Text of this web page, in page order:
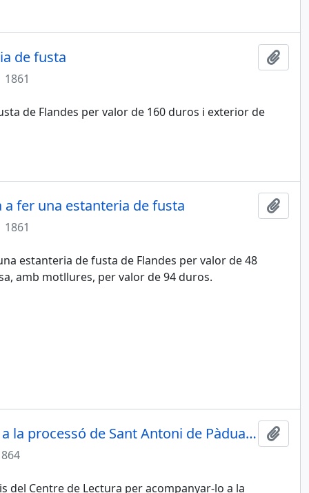
de fusta
Add
1861
de Flandes per valor de 160 duros i exterior de
fer una estanteria de fusta
Add
1861
estanteria de fusta de Flandes per valor de 48
amb motllures, per valor de 94 duros.
Invitació del Comandant militar a la processó de Sant Antoni de Pàdua, on portarà el pendó
Add
del Centre de Lectura per acompanyar-lo a la